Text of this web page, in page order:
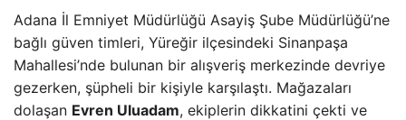
Adana İl Emniyet Müdürlüğü Asayiş Şube Müdürlüğü’ne
bağlı güven timleri, Yüreğir ilçesindeki Sinanpaşa
Mahallesi’nde bulunan bir alışveriş merkezinde devriye
gezerken, şüpheli bir kişiyle karşılaştı. Mağazaları
dolaşan Evren Uluadam, ekiplerin dikkatini çekti ve